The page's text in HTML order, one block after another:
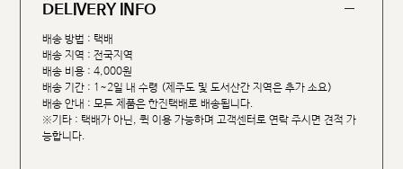
DELIVERY INFO
배송 방법 : 택배
배송 지역 : 전국지역
배송 비용 : 4,000원
배송 기간 : 1~2일 내 수령 (제주도 및 도서산간 지역은 추가 소요)
배송 안내 : 모든 제품은 한진택배로 배송됩니다.
※기타 : 택배가 아닌, 퀵 이용 가능하며 고객센터로 연락 주시면 견적 가
능합니다.